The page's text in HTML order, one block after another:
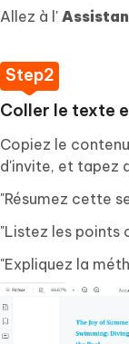
Allez à l'
Coller le texte
Copiez le
d'invite, et tapez
"Résumez cette
"Listez les points
"Expliquez la